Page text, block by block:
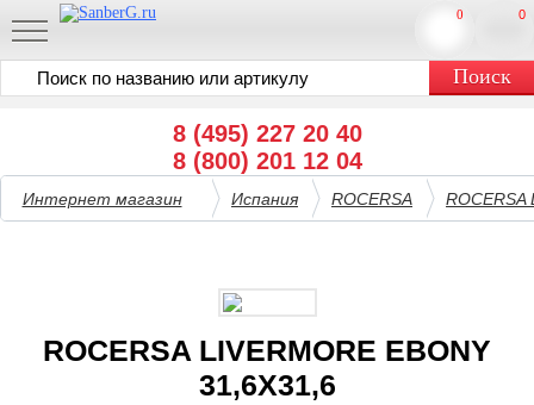
8 (495) 227 20 40
8 (800) 201 12 04
0
0
Интернет магазин Испания ROCERSA ROCERSA
ROCERSA LIVERMORE EBONY
31,6X31,6